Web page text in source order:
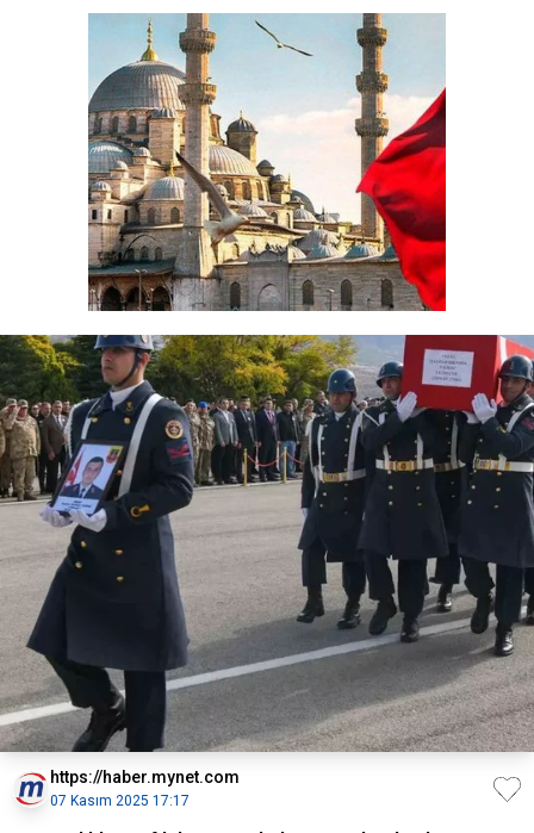
https://haber.mynet.com
07 Kasım 2025 17:17